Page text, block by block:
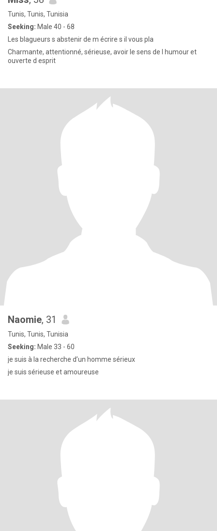
Tunis, Tunis, Tunisia
Seeking: Male 40 - 68
Les blagueurs s abstenir de m écrire s il vous pla
Charmante, attentionné, sérieuse, avoir le sens de l humour et
ouverte d esprit
Naomie, 31
Tunis, Tunis, Tunisia
Seeking: Male 33 - 60
je suis à la recherche d’un homme sérieux
je suis sérieuse et amoureuse